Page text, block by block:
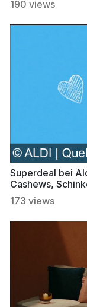
190 views
Superdeal bei
Cashews,
173 views